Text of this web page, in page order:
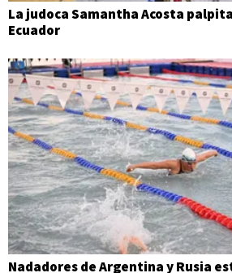
La judoca Samantha Acosta
Ecuador
Nadadores de Argentina y Rusia